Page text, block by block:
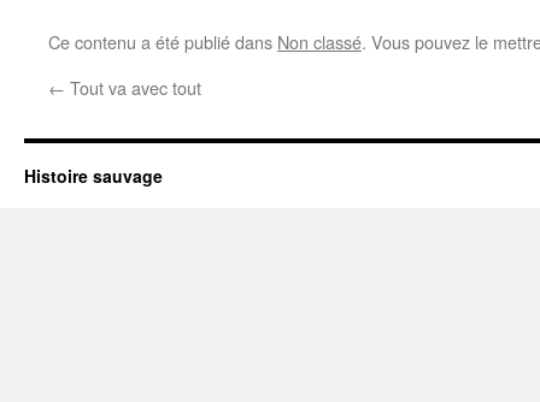
Ce contenu a été publié dans Non classé. Vous pouvez le
← Tout va avec tout
Histoire sauvage